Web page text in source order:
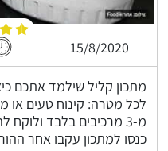
15/8/2020
מתכון קליל שילמד אתכם
לכל מטרה: קינוח טעים או
כנסו למתכון עקבו אחר